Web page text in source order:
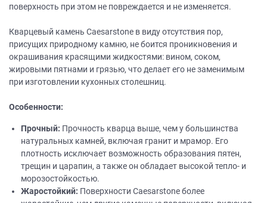
поверхность при этом не повреждается и не изменяется.
Кварцевый камень Caesarstone в виду отсутствия пор,
присущих природному камню, не боится проникновения и
окрашивания красящими жидкостями: вином, соком,
жировыми пятнами и грязью, что делает его не заменимым
при изготовлении кухонных столешниц.
Особенности:
Прочный: Прочность кварца выше, чем у большинства
натуральных камней, включая гранит и мрамор. Его
плотность исключает возможность образования пятен,
трещин и царапин, а также он обладает высокой тепло- и
морозостойкостью.
Жаростойкий: Поверхности Caesarstone более